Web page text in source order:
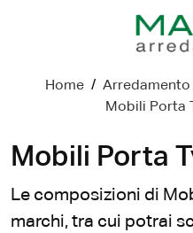
Home / Arredamento
Mobili Porta
Mobili Porta
Le composizioni di
marchi, tra cui potrai